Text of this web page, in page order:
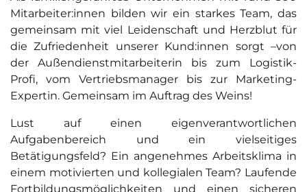
Mitarbeiter:innen bilden wir ein starkes Team, das
gemeinsam mit viel Leidenschaft und Herzblut für
die Zufriedenheit unserer Kund:innen sorgt –von
der Außendienstmitarbeiterin bis zum Logistik-
Profi, vom Vertriebsmanager bis zur Marketing-
Expertin. Gemeinsam im Auftrag des Weins!
Lust auf einen eigenverantwortlichen
Aufgabenbereich und ein vielseitiges
Betätigungsfeld? Ein angenehmes Arbeitsklima in
einem motivierten und kollegialen Team? Laufende
Fortbildungsmöglichkeiten und einen sicheren